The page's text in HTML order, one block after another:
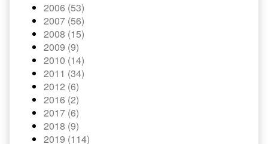
2006 (53)
2007 (56)
2008 (15)
2009 (9)
2010 (14)
2011 (34)
2012 (6)
2016 (2)
2017 (6)
2018 (9)
2019 (114)